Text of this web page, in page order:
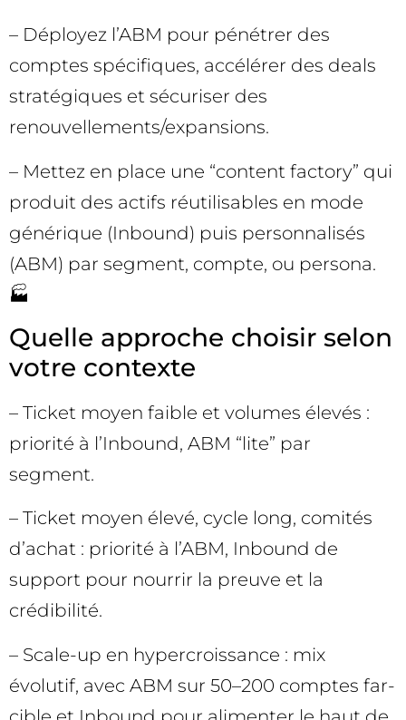
– Déployez l’ABM pour pénétrer des
comptes spécifiques, accélérer des deals
stratégiques et sécuriser des
renouvellements/expansions.
– Mettez en place une “content factory” qui
produit des actifs réutilisables en mode
générique (Inbound) puis personnalisés
(ABM) par segment, compte, ou persona.
🏭
Quelle approche choisir selon
votre contexte
– Ticket moyen faible et volumes élevés :
priorité à l’Inbound, ABM “lite” par
segment.
– Ticket moyen élevé, cycle long, comités
d’achat : priorité à l’ABM, Inbound de
support pour nourrir la preuve et la
crédibilité.
– Scale-up en hypercroissance : mix
évolutif, avec ABM sur 50–200 comptes far-